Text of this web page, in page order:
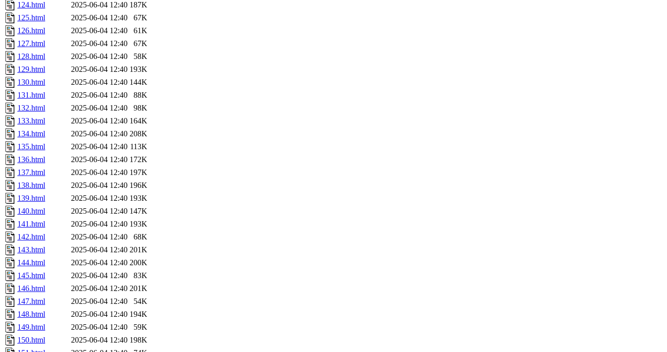
124.html
2025-06-04 12:40 187K
125.html
2025-06-04 12:40
67K
126.html
2025-06-04 12:40
61K
127.html
2025-06-04 12:40
67K
128.html
2025-06-04 12:40
58K
129.html
2025-06-04 12:40 193K
130.html
2025-06-04 12:40 144K
131.html
2025-06-04 12:40
88K
132.html
2025-06-04 12:40
98K
133.html
2025-06-04 12:40 164K
134.html
2025-06-04 12:40 208K
135.html
2025-06-04 12:40 113K
136.html
2025-06-04 12:40 172K
137.html
2025-06-04 12:40 197K
138.html
2025-06-04 12:40 196K
139.html
2025-06-04 12:40 193K
140.html
2025-06-04 12:40 147K
141.html
2025-06-04 12:40 193K
142.html
2025-06-04 12:40
68K
143.html
2025-06-04 12:40 201K
144.html
2025-06-04 12:40 200K
145.html
2025-06-04 12:40
83K
146.html
2025-06-04 12:40 201K
147.html
2025-06-04 12:40
54K
148.html
2025-06-04 12:40 194K
149.html
2025-06-04 12:40
59K
150.html
2025-06-04 12:40 198K